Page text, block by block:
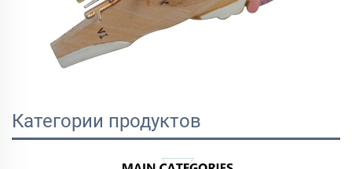
Категории продуктов